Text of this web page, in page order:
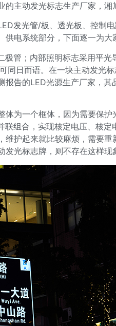
主动发光标志生产厂家，湘
发光管/板、透光板、控制
电系统部分，下面逐一为大
极管；内部照明标志采用平
日而语。在一块主动发光
告的LED光源生产厂家，
为一个框体，因为需要保
组合，实现核定电压、核
护起来就比较麻烦，需要
光标志牌，则不存在这样现